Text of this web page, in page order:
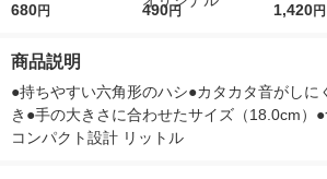
ホワイト CPF-180 W
680円
r（ロハコウォータ
490円
レス
1,420円
商品説明
●持ちやすい六角形のハシ●カタカタ音がしに
き●手の大きさに合わせたサイズ（18.0cm）
コンパクト設計 リットル